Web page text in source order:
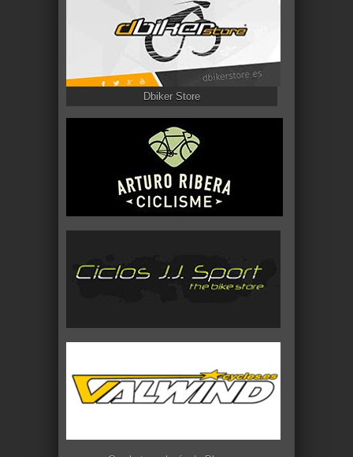
Dbiker Store